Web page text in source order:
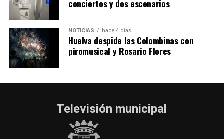
conciertos y dos escenarios
NOTICIAS hace 4 días
Huelva despide las Colombinas con
piromusical y Rosario Flores
Televisión municipal